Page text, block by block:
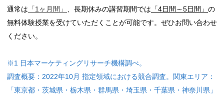
通常は 「1ヶ月間」 、長期休みの講習期間では 「4日間～5日間」 の
無料体験授業を受けていただくことが可能です。ぜひお問い合わせ
ください。
※1 日本マーケティングリサーチ機構調べ。
調査概要：2022年10月 指定領域における競合調査。関東エリア：
「東京都・茨城県・栃木県・群馬県・埼玉県・千葉県・神奈川県」